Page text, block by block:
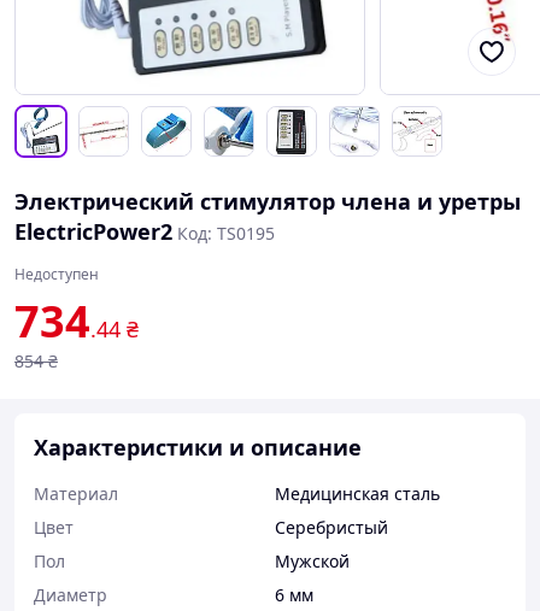
Электрический стимулятор члена и уретры
ElectricPower2 Код: TS0195
Недоступен
734.44 ₴
854 ₴
Характеристики и описание
Материал
Медицинская сталь
Цвет
Серебристый
Пол
Мужской
Диаметр
6 мм